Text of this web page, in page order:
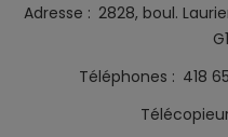
Adresse
2828, boul.
Téléphones
418